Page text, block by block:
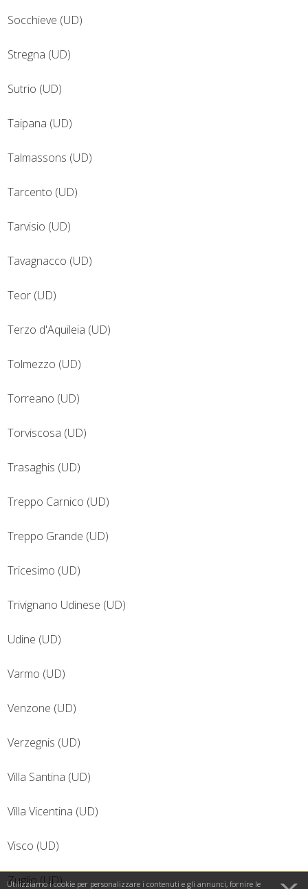
Socchieve (UD)
Stregna (UD)
Sutrio (UD)
Taipana (UD)
Talmassons (UD)
Tarcento (UD)
Tarvisio (UD)
Tavagnacco (UD)
Teor (UD)
Terzo d'Aquileia (UD)
Tolmezzo (UD)
Torreano (UD)
Torviscosa (UD)
Trasaghis (UD)
Treppo Carnico (UD)
Treppo Grande (UD)
Tricesimo (UD)
Trivignano Udinese (UD)
Udine (UD)
Varmo (UD)
Venzone (UD)
Verzegnis (UD)
Villa Santina (UD)
Villa Vicentina (UD)
Visco (UD)
Zuglio (UD)
Utilizziamo i cookie per personalizzare i contenuti e gli annunci, fornire le